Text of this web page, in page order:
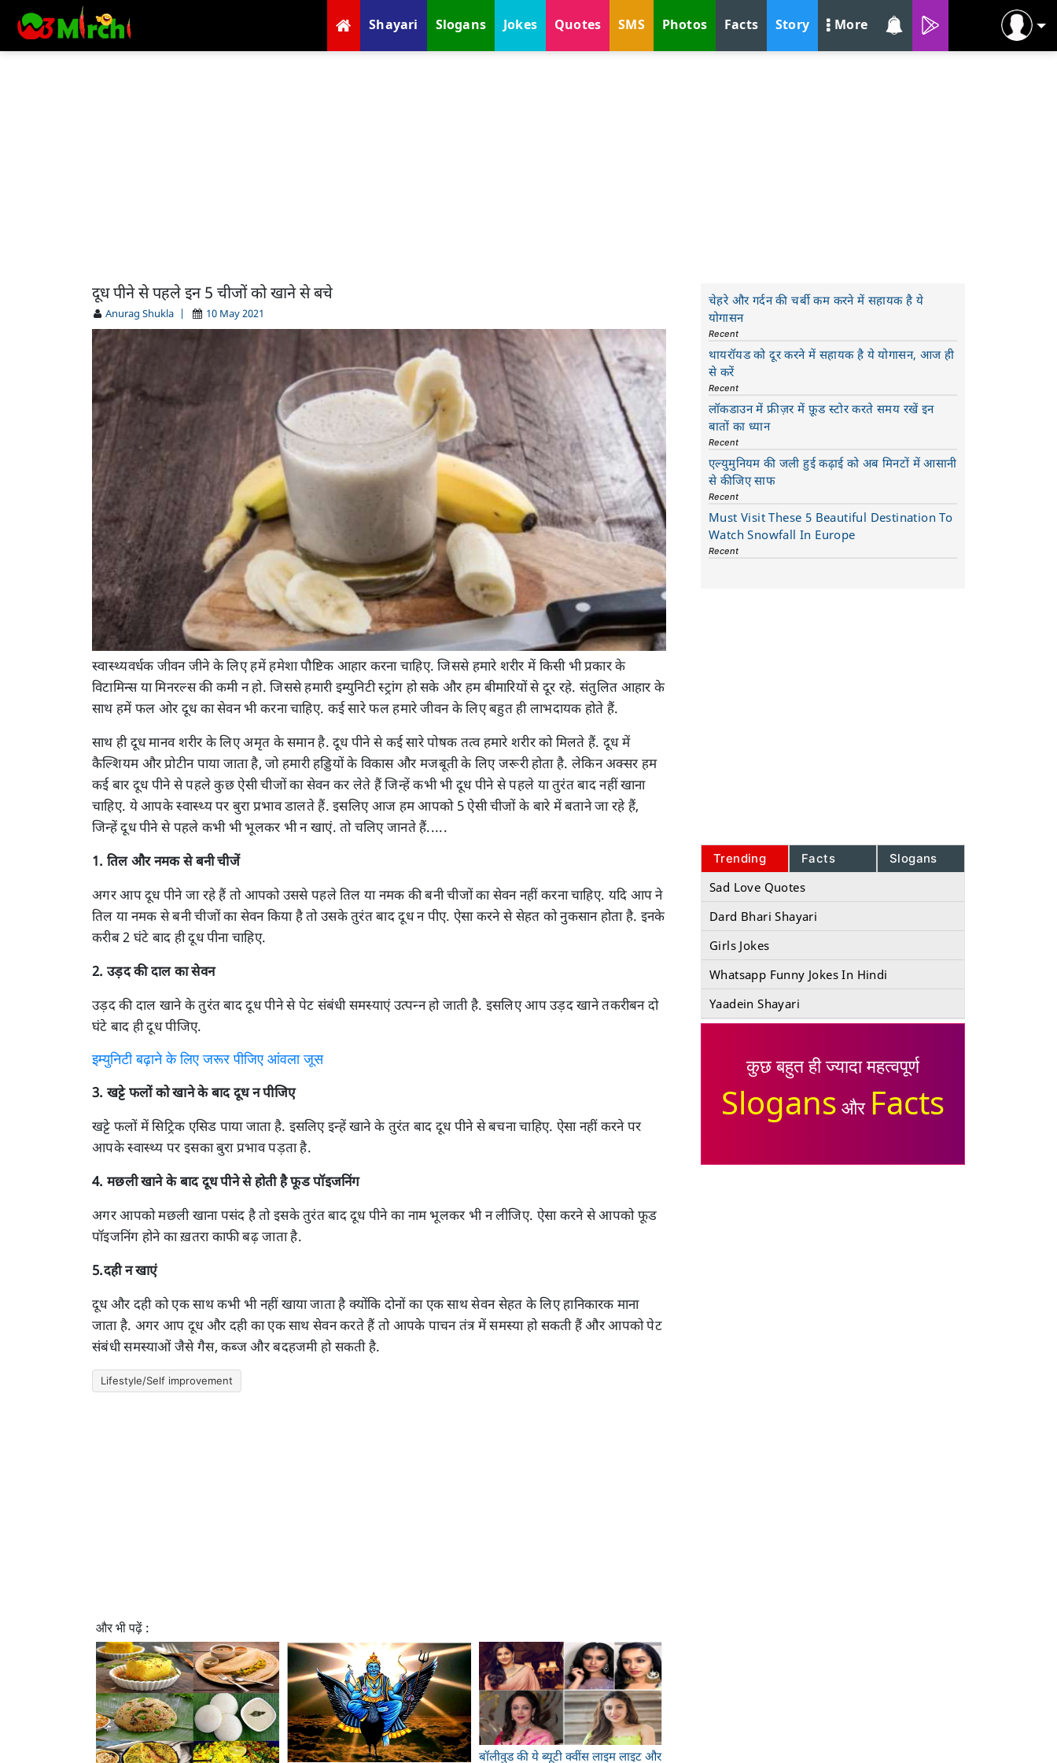
Shayari Slogans Jokes Quotes SMS Photos Facts Story More
दूध पीने से पहले इन 5 चीजों को खाने से बचे
Anurag Shukla | 10 May 2021
स्वास्थ्यवर्धक जीवन जीने के लिए हमें हमेशा पौष्टिक आहार करना चाहिए. जिससे हमारे शरीर में किसी भी प्रकार के
विटामिन्स या मिनरल्स की कमी न हो. जिससे हमारी इम्युनिटी स्ट्रांग हो सके और हम बीमारियों से दूर रहे. संतुलित आहार के
साथ हमें फल ओर दूध का सेवन भी करना चाहिए. कई सारे फल हमारे जीवन के लिए बहुत ही लाभदायक होते हैं.
साथ ही दूध मानव शरीर के लिए अमृत के समान है. दूध पीने से कई सारे पोषक तत्व हमारे शरीर को मिलते हैं. दूध में
कैल्शियम और प्रोटीन पाया जाता है, जो हमारी हड्डियों के विकास और मजबूती के लिए जरूरी होता है. लेकिन अक्सर हम
कई बार दूध पीने से पहले कुछ ऐसी चीजों का सेवन कर लेते हैं जिन्हें कभी भी दूध पीने से पहले या तुरंत बाद नहीं खाना
चाहिए. ये आपके स्वास्थ्य पर बुरा प्रभाव डालते हैं. इसलिए आज हम आपको 5 ऐसी चीजों के बारे में बताने जा रहे हैं,
जिन्हें दूध पीने से पहले कभी भी भूलकर भी न खाएं. तो चलिए जानते हैं.....
1. तिल और नमक से बनी चीजें
अगर आप दूध पीने जा रहे हैं तो आपको उससे पहले तिल या नमक की बनी चीजों का सेवन नहीं करना चाहिए. यदि आप ने
तिल या नमक से बनी चीजों का सेवन किया है तो उसके तुरंत बाद दूध न पीए. ऐसा करने से सेहत को नुकसान होता है. इनके
करीब 2 घंटे बाद ही दूध पीना चाहिए.
2. उड़द की दाल का सेवन
उड़द की दाल खाने के तुरंत बाद दूध पीने से पेट संबंधी समस्याएं उत्पन्न हो जाती है. इसलिए आप उड़द खाने तकरीबन दो
घंटे बाद ही दूध पीजिए.
इम्युनिटी बढ़ाने के लिए जरूर पीजिए आंवला जूस
3. खट्टे फलों को खाने के बाद दूध न पीजिए
खट्टे फलों में सिट्रिक एसिड पाया जाता है. इसलिए इन्हें खाने के तुरंत बाद दूध पीने से बचना चाहिए. ऐसा नहीं करने पर
आपके स्वास्थ्य पर इसका बुरा प्रभाव पड़ता है.
4. मछली खाने के बाद दूध पीने से होती है फूड पॉइजनिंग
अगर आपको मछली खाना पसंद है तो इसके तुरंत बाद दूध पीने का नाम भूलकर भी न लीजिए. ऐसा करने से आपको फूड
पॉइजनिंग होने का ख़तरा काफी बढ़ जाता है.
5.दही न खाएं
दूध और दही को एक साथ कभी भी नहीं खाया जाता है क्योंकि दोनों का एक साथ सेवन सेहत के लिए हानिकारक माना
जाता है. अगर आप दूध और दही का एक साथ सेवन करते हैं तो आपके पाचन तंत्र में समस्या हो सकती हैं और आपको पेट
संबंधी समस्याओं जैसे गैस, कब्ज और बदहजमी हो सकती है.
Lifestyle/Self improvement
और भी पढ़ें :
बॉलीवुड की ये ब्यूटी क्वींस लाइम लाइट और
चेहरे और गर्दन की चर्बी कम करने में सहायक है ये
योगासन
Recent
थायरॉयड को दूर करने में सहायक है ये योगासन, आज ही
से करें
Recent
लॉकडाउन में फ्रीज़र में फ़ूड स्टोर करते समय रखें इन
बातों का ध्यान
Recent
एल्युमुनियम की जली हुई कढ़ाई को अब मिनटों में आसानी
से कीजिए साफ
Recent
Must Visit These 5 Beautiful Destination To
Watch Snowfall In Europe
Recent
Trending Facts Slogans
Sad Love Quotes
Dard Bhari Shayari
Girls Jokes
Whatsapp Funny Jokes In Hindi
Yaadein Shayari
कुछ बहुत ही ज्यादा महत्वपूर्ण
Slogans और Facts